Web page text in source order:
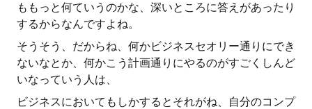
ももっと何ていうのかな、深いところに答えがあったり
するからなんですよね。
そうそう、だからね、何かビジネスセオリー通りにでき
ないなとか、何かこう計画通りにやるのがすごくしんど
いなっていう人は、
ビジネスにおいてもしかするとそれがね、自分のコンプ